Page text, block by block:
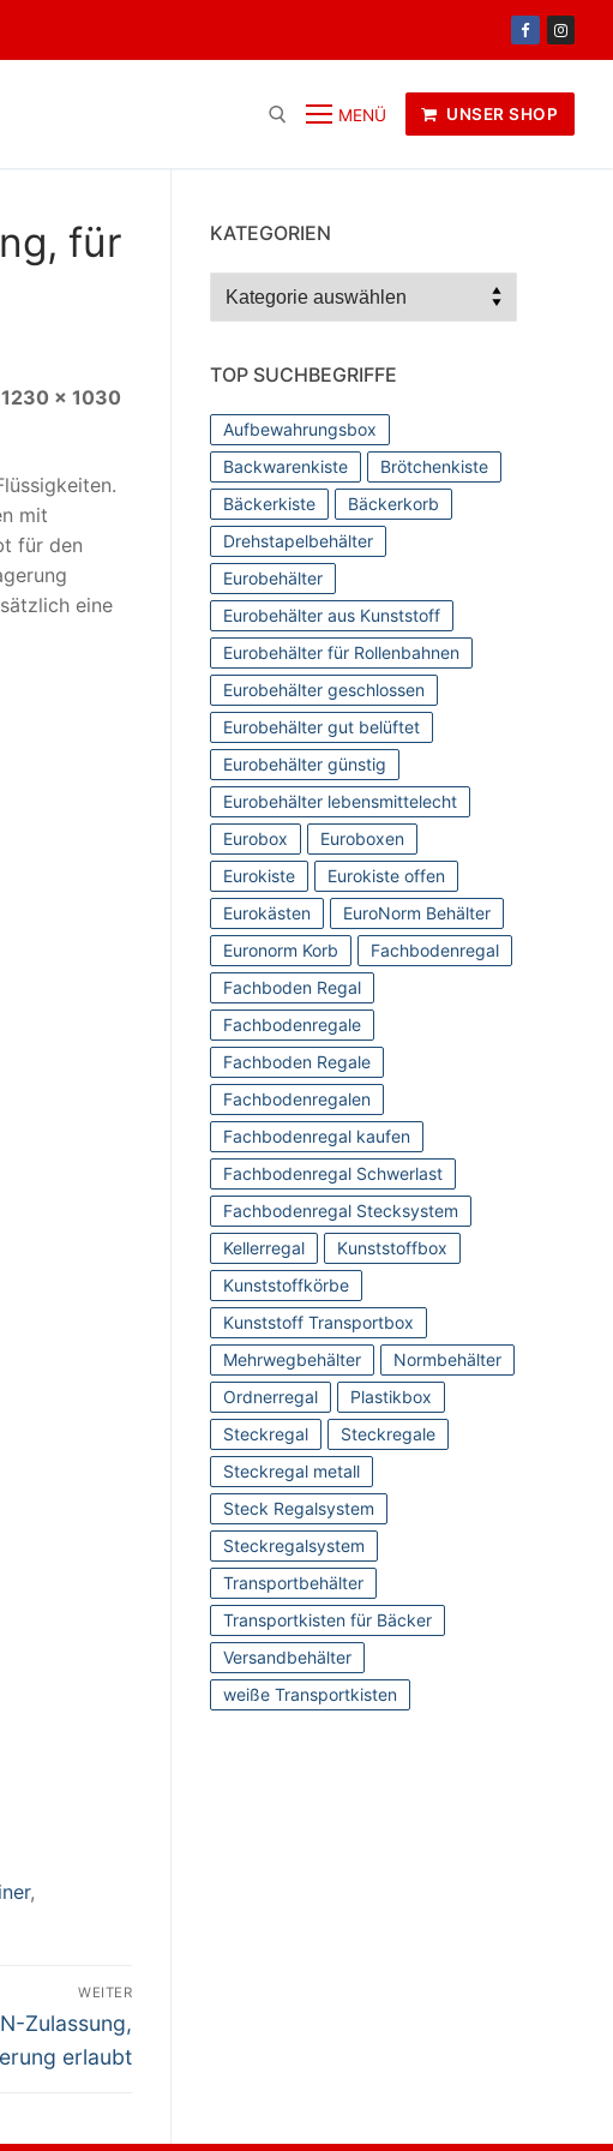
MENÜ UNSER SHOP
für
x 1030
mit
für den
eine
,
WEITER
Zulassung,
erlaubt
KATEGORIEN
Kategorien
TOP SUCHBEGRIFFE
Aufbewahrungsbox
Backwarenkiste
Brötchenkiste
Bäckerkiste
Bäckerkorb
Drehstapelbehälter
Eurobehälter
Eurobehälter aus Kunststoff
Eurobehälter für Rollenbahnen
Eurobehälter geschlossen
Eurobehälter gut belüftet
Eurobehälter günstig
Eurobehälter lebensmittelecht
Eurobox
Euroboxen
Eurokiste
Eurokiste offen
Eurokästen
EuroNorm Behälter
Euronorm Korb
Fachbodenregal
Fachboden Regal
Fachbodenregale
Fachboden Regale
Fachbodenregalen
Fachbodenregal kaufen
Fachbodenregal Schwerlast
Fachbodenregal Stecksystem
Kellerregal
Kunststoffbox
Kunststoffkörbe
Kunststoff Transportbox
Mehrwegbehälter
Normbehälter
Ordnerregal
Plastikbox
Steckregal
Steckregale
Steckregal metall
Steck Regalsystem
Steckregalsystem
Transportbehälter
Transportkisten für Bäcker
Versandbehälter
weiße Transportkisten